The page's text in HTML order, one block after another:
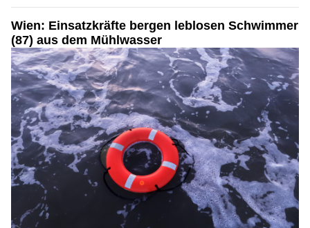
Wien: Einsatzkräfte bergen leblosen Schwimmer
(87) aus dem Mühlwasser